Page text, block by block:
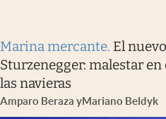
Marina mercante. El
Sturzenegger: malestar
las navieras
Amparo Beraza yMariano Beldyk